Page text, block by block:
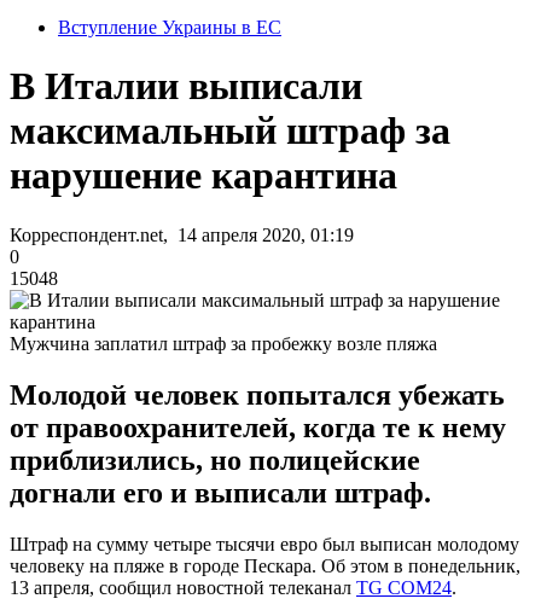
Вступление Украины в ЕС
В Италии выписали
максимальный штраф за
нарушение карантина
Корреспондент.net, 14 апреля 2020, 01:19
0
15048
Мужчина заплатил штраф за пробежку возле пляжа
Молодой человек попытался убежать
от правоохранителей, когда те к нему
приблизились, но полицейские
догнали его и выписали штраф.
Штраф на сумму четыре тысячи евро был выписан молодому
человеку на пляже в городе Пескара. Об этом в понедельник,
13 апреля, сообщил новостной телеканал TG COM24.